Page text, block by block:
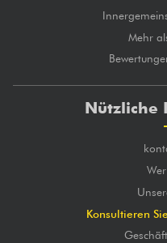
Mehr
Nützliche
Konsultieren